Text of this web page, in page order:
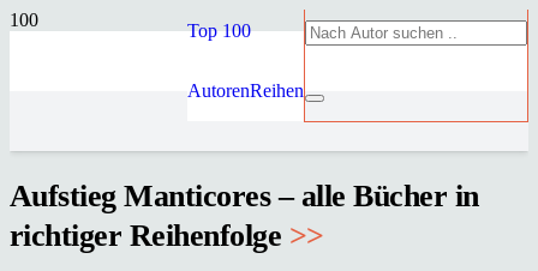
Top 100
AutorenReihen
Aufstieg Manticores – alle Bücher in
richtiger Reihenfolge >>